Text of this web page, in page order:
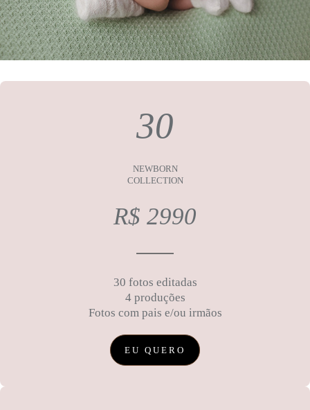
30
NEWBORN
COLLECTION
R$ 2990
30 fotos editadas
4 produções
Fotos com pais e/ou irmãos
EU QUERO